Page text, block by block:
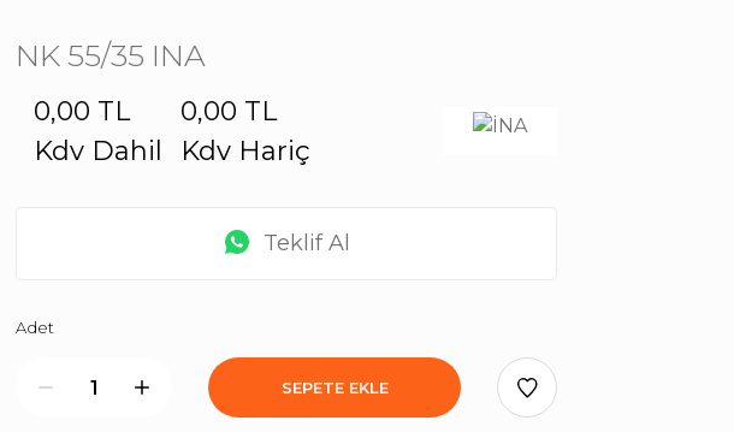
NK 55/35 INA
0,00 TL
Kdv Dahil
0,00 TL
Kdv Hariç
Teklif Al
Adet
SEPETE EKLE